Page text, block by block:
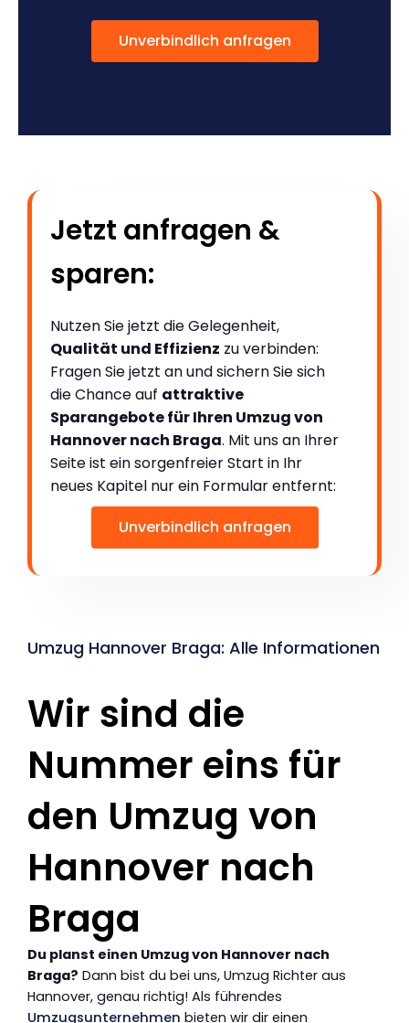
Unverbindlich anfragen
Jetzt anfragen &
sparen:
Nutzen Sie jetzt die Gelegenheit,
Qualität und Effizienz zu verbinden:
Fragen Sie jetzt an und sichern Sie sich
die Chance auf attraktive
Sparangebote für Ihren Umzug von
Hannover nach Braga. Mit uns an Ihrer
Seite ist ein sorgenfreier Start in Ihr
neues Kapitel nur ein Formular entfernt:
Unverbindlich anfragen
Umzug Hannover Braga: Alle Informationen
Wir sind die
Nummer eins für
den Umzug von
Hannover nach
Braga
Du planst einen Umzug von Hannover nach
Braga? Dann bist du bei uns, Umzug Richter aus
Hannover, genau richtig! Als führendes
Umzugsunternehmen bieten wir dir einen